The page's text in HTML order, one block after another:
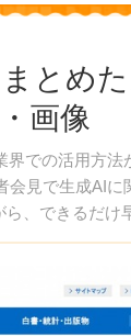
とめ
画像
での活用方法
会見で生成AI
、できるだけ